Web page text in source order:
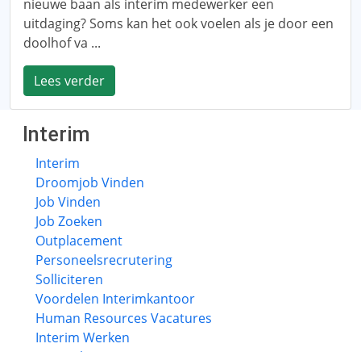
nieuwe baan als interim medewerker een
uitdaging? Soms kan het ook voelen als je door een
doolhof va ...
Lees verder
Interim
Interim
Droomjob Vinden
Job Vinden
Job Zoeken
Outplacement
Personeelsrecrutering
Solliciteren
Voordelen Interimkantoor
Human Resources Vacatures
Interim Werken